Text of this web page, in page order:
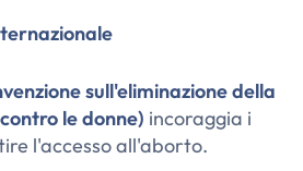
sull'eliminazione della
le donne) incoraggia i
l'accesso all'aborto.